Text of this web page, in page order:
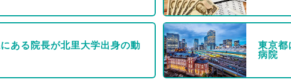
ある院長が北里大学出身の動
東京都
病院